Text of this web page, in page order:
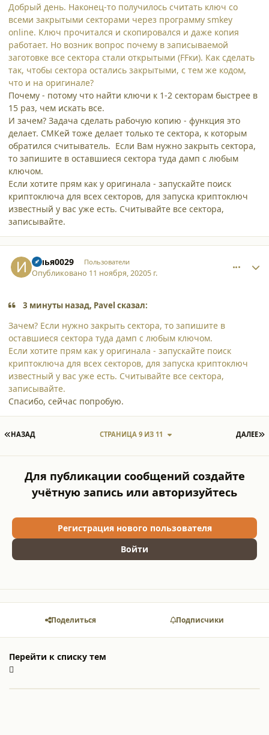
Добрый день. Наконец-то получилось считать ключ со
всеми закрытыми секторами через программу smkey
online. Ключ прочитался и скопировался и даже копия
работает. Но возник вопрос почему в записываемой
заготовке все сектора стали открытыми (FFки). Как сделать
так, чтобы сектора остались закрытыми, с тем же кодом,
что и на оригинале?
Почему - потому что найти ключи к 1-2 секторам быстрее в
15 раз, чем искать все.
И зачем? Задача сделать рабочую копию - функция это
делает. СМКей тоже делает только те сектора, к которым
обратился считыватель. Если Вам нужно закрыть сектора,
то запишите в оставшиеся сектора туда дамп с любым
ключом.
Если хотите прям как у оригинала - запускайте поиск
криптоключа для всех секторов, для запуска криптоключ
известный у вас уже есть. Считывайте все сектора,
записывайте.
Илья0029 Пользователи
Опубликовано 11 ноября, 20205 г.
3 минуты назад, Pavel сказал:
Зачем? Если нужно закрыть сектора, то запишите в
оставшиеся сектора туда дамп с любым ключом.
Если хотите прям как у оригинала - запускайте поиск
криптоключа для всех секторов, для запуска криптоключ
известный у вас уже есть. Считывайте все сектора,
записывайте.
Спасибо, сейчас попробую.
ПЕРВАЯ СТРАНИЦА
НАЗАД ДАЛЕЕ
СТРАНИЦА 9 ИЗ 11
Для публикации сообщений создайте
учётную запись или авторизуйтесь
Регистрация нового пользователя
Войти
Поделиться Подписчики
Перейти к списку тем